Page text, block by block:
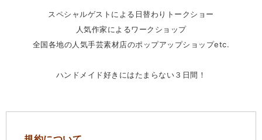
スペシャルゲストによる日替わりトークショー
人気作家によるワークショップ
全国各地の人気手芸素材店のポップアップショップetc.
ハンドメイド好きにはたまらない３日間！